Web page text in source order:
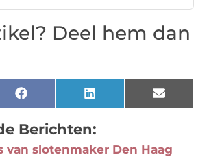
Deel hem dan
Facebook LinkedIn Email
Berichten:
van slotenmaker Den Haag